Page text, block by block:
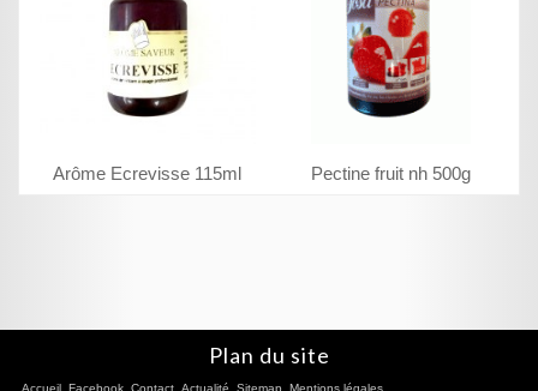
Arôme Ecrevisse 115ml Pectine fruit nh 500g
Plan du site
Accueil Facebook Contact Actualité Sitemap Mentions légales